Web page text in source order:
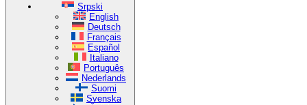
Srpski
English
Deutsch
Français
Español
Italiano
Português
Nederlands
Suomi
Svenska